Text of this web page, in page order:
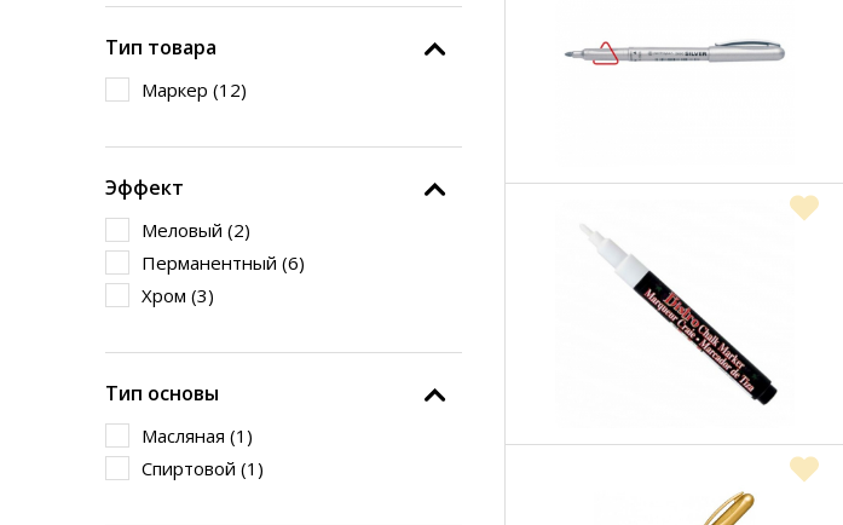
Тип товара
Маркер (12)
Эффект
Меловый (2)
Перманентный (6)
Хром (3)
Тип основы
Масляная (1 )
Спиртовой (1 )